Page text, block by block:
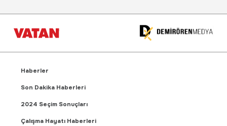
Haberler
Son Dakika Haberleri
2024 Seçim Sonuçları
Çalışma Hayatı Haberleri